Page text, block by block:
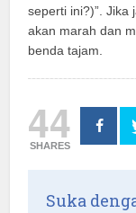
seperti ini?)”. Jika
akan marah dan
benda tajam.
44
SHARES
Suka